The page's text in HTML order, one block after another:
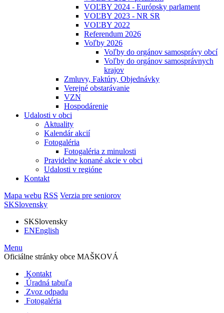
VOĽBY 2024 - Európsky parlament
VOĽBY 2023 - NR SR
VOĽBY 2022
Referendum 2026
Voľby 2026
Voľby do orgánov samosprávy obcí
Voľby do orgánov samosprávnych
krajov
Zmluvy, Faktúry, Objednávky
Verejné obstarávanie
VZN
Hospodárenie
Udalosti v obci
Aktuality
Kalendár akcií
Fotogaléria
Fotogaléria z minulosti
Pravidelne konané akcie v obci
Udalosti v regióne
Kontakt
Mapa webu RSS Verzia pre seniorov
SKSlovensky
SKSlovensky
ENEnglish
Menu
Oficiálne stránky obce MAŠKOVÁ
Kontakt
Úradná tabuľa
Zvoz odpadu
Fotogaléria